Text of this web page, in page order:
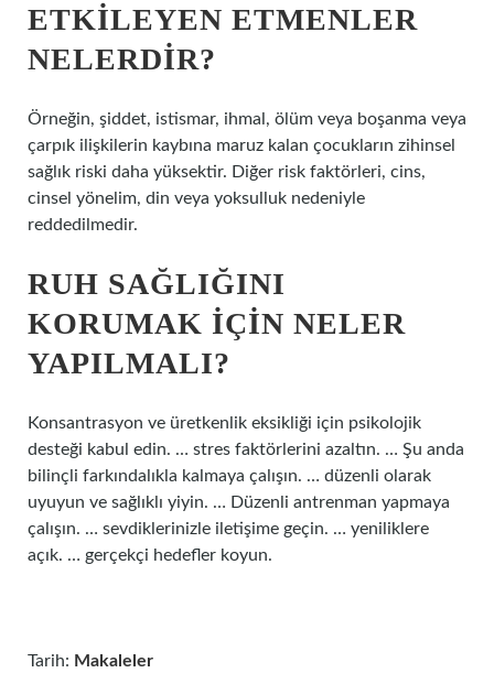
ETKILEYEN ETMENLER
NELERDIR?
Örneğin, şiddet, istismar, ihmal, ölüm veya boşanma veya
çarpık ilişkilerin kaybına maruz kalan çocukların zihinsel
sağlık riski daha yüksektir. Diğer risk faktörleri, cins,
cinsel yönelim, din veya yoksulluk nedeniyle
reddedilmedir.
RUH SAĞLIĞINI
KORUMAK IÇIN NELER
YAPILMALI?
Konsantrasyon ve üretkenlik eksikliği için psikolojik
desteği kabul edin. … stres faktörlerini azaltın. … Şu anda
bilinçli farkındalıkla kalmaya çalışın. … düzenli olarak
uyuyun ve sağlıklı yiyin. … Düzenli antrenman yapmaya
çalışın. … sevdiklerinizle iletişime geçin. … yeniliklere
açık. … gerçekçi hedefler koyun.
Tarih: Makaleler